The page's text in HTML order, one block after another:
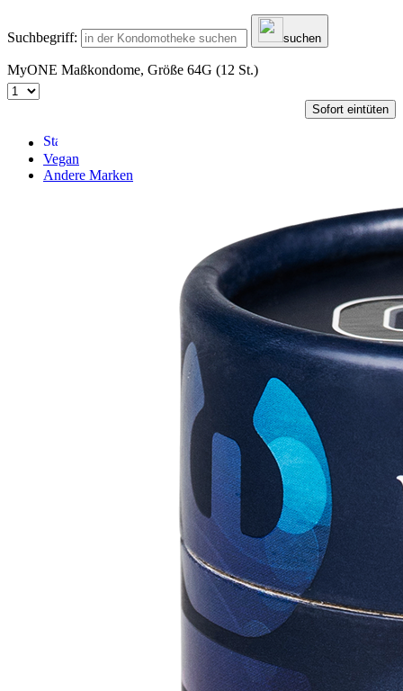
Suchbegriff: suchen
MyONE Maßkondome, Größe 64G (12 St.)
Sofort eintüten
Vegan
Andere Marken